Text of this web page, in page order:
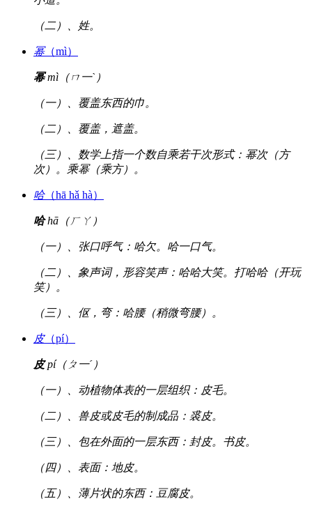
（二）、姓。
幂（mì）
幂mì（ㄇ一ˋ）
（一）、覆盖东西的巾。
（二）、覆盖，遮盖。
（三）、数学上指一个数自乘若干次形式：幂次（方
次）。乘幂（乘方）。
哈（hā hǎ hà）
哈hā（ㄏㄚ）
（一）、张口呼气：哈欠。哈一口气。
（二）、象声词，形容笑声：哈哈大笑。打哈哈（开玩
笑）。
（三）、伛，弯：哈腰（稍微弯腰）。
皮（pí）
皮pí（ㄆ一ˊ）
（一）、动植物体表的一层组织：皮毛。
（二）、兽皮或皮毛的制成品：裘皮。
（三）、包在外面的一层东西：封皮。书皮。
（四）、表面：地皮。
（五）、薄片状的东西：豆腐皮。